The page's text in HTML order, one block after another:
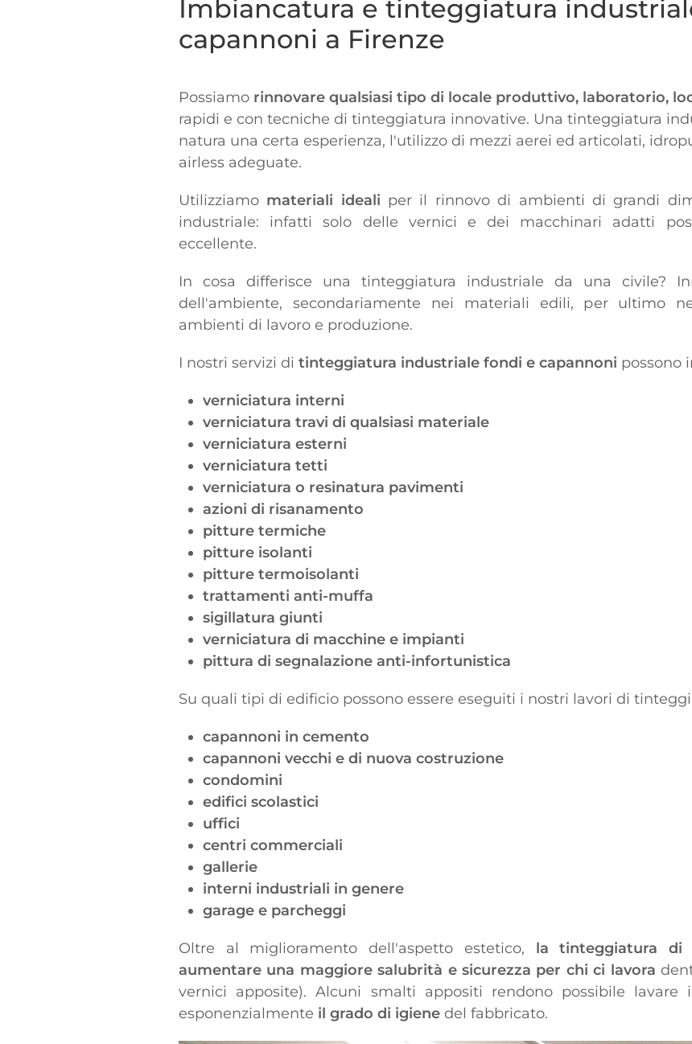
Imbiancatura e tinteggiatura
capannoni a Firenze
Possiamo rinnovare qualsiasi tipo di locale produttivo, laboratorio,
rapidi e con tecniche di tinteggiatura innovative. Una tinteggiatura
natura una certa esperienza, l'utilizzo di mezzi aerei ed articolati,
airless adeguate.
Utilizziamo materiali ideali per il rinnovo di ambienti di grandi
industriale: infatti solo delle vernici e dei macchinari adatti
eccellente.
In cosa differisce una tinteggiatura industriale da una civile?
dell'ambiente, secondariamente nei materiali edili, per ultimo
ambienti di lavoro e produzione.
I nostri servizi di tinteggiatura industriale fondi e capannoni possono
verniciatura interni
verniciatura travi di qualsiasi materiale
verniciatura esterni
verniciatura tetti
verniciatura o resinatura pavimenti
azioni di risanamento
pitture termiche
pitture isolanti
pitture termoisolanti
trattamenti anti-muffa
sigillatura giunti
verniciatura di macchine e impianti
pittura di segnalazione anti-infortunistica
Su quali tipi di edificio possono essere eseguiti i nostri lavori di
capannoni in cemento
capannoni vecchi e di nuova costruzione
condomini
edifici scolastici
uffici
centri commerciali
gallerie
interni industriali in genere
garage e parcheggi
Oltre al miglioramento dell'aspetto estetico, la tinteggiatura di
aumentare una maggiore salubrità e sicurezza per chi ci lavora
vernici apposite). Alcuni smalti appositi rendono possibile
esponenzialmente il grado di igiene del fabbricato.